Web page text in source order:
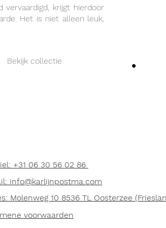
krijgt hierdoor
Het is niet alleen leuk,
Bekijk collectie
+31 06 30 56 02 86
info@karlijnpostma.com
Molenweg 10 8536 TL Oosterzee
voorwaarden